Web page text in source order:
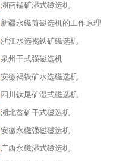
湖南锰矿湿式磁选机
新疆永磁筒磁选机的工作原理
浙江水选褐铁矿磁选机
泉州干式强磁选机
安徽褐铁矿水选磁选机
四川钛尾矿湿式磁选机
湖北贫矿干式磁选机
安徽永磁强磁磁选机
广西永磁湿式磁选机